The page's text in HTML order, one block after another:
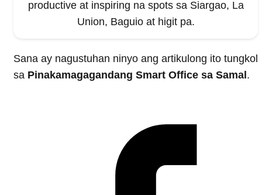
productive at inspiring na spots sa Siargao, La
Union, Baguio at higit pa.
Sana ay nagustuhan ninyo ang artikulong ito tungkol
sa Pinakamagagandang Smart Office sa Samal.